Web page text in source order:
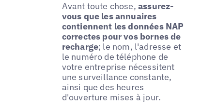
Avant toute chose,assurez-
vous que les annuaires
contiennent les données NAP
correctes pour vos bornes de
recharge; le nom, l'adresse et
le numéro de téléphone de
votre entreprise nécessitent
une surveillance constante,
ainsi que des heures
d'ouverture mises à jour.